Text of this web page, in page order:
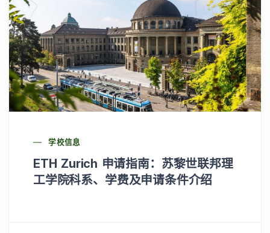
学校信息
ETH Zurich 申请指南：苏黎世联邦理
工学院科系、学费及申请条件介绍